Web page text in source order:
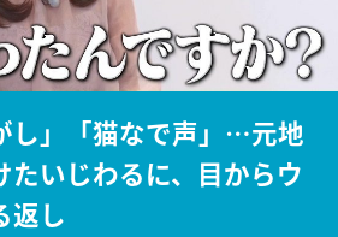
し」「猫なで声」…元地
たいじわるに、目からウ
返し